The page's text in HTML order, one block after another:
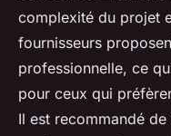
complexité du projet
fournisseurs
professionnelle, ce
pour ceux qui
Il est recommandé